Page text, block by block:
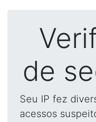
de
Seu IP fez
acessos